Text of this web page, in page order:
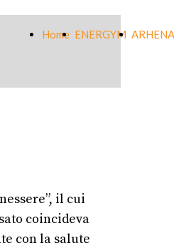
Home ENERGYM
il cui
coincideva
con la salute